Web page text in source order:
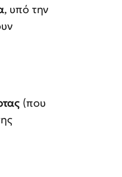
, υπό την
(που